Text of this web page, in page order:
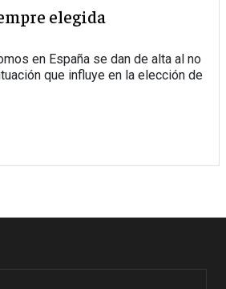
elegida
en España se dan de alta al no
que influye en la elección de